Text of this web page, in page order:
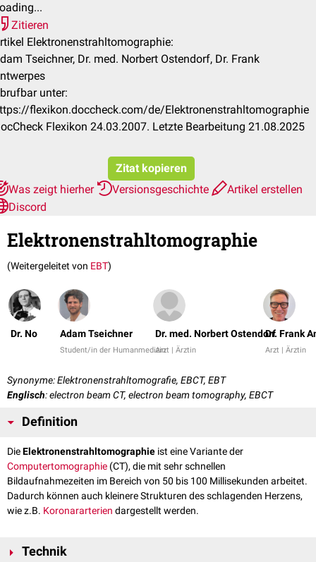
Zitieren
Elektronenstrahltomographie:
Tseichner, Dr. med. Norbert Ostendorf, Dr. Frank
unter:
flexikon.doccheck.com/de/Elektronenstrahltomographie
Flexikon 24.03.2007. Letzte Bearbeitung 21.08.2025
Zitat kopieren
Was zeigt hierher
Versionsgeschichte
Artikel erstellen
Discord
Elektronenstrahltomographie
(Weitergeleitet von EBT)
Dr. No Adam Tseichner
Student/in der Humanmedizin
Dr. med. Norbert Ostendorf
Arzt | Ärztin
Dr. Frank
Arzt | Ärztin
Synonyme: Elektronenstrahltomografie, EBCT, EBT
Englisch: electron beam CT, electron beam tomography, EBCT
Definition
DieElektronenstrahltomographie ist eine Variante der
Computertomographie (CT), die mit sehr schnellen
Bildaufnahmezeiten im Bereich von 50 bis 100 Millisekunden arbeitet.
Dadurch können auch kleinere Strukturen des schlagenden Herzens,
wie z.B. Koronararterien dargestellt werden.
Technik